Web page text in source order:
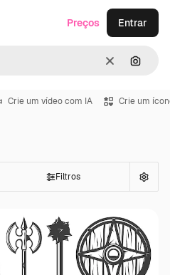
Limpar
Preços Entrar
Crie um vídeo com IA Crie um
Filtros